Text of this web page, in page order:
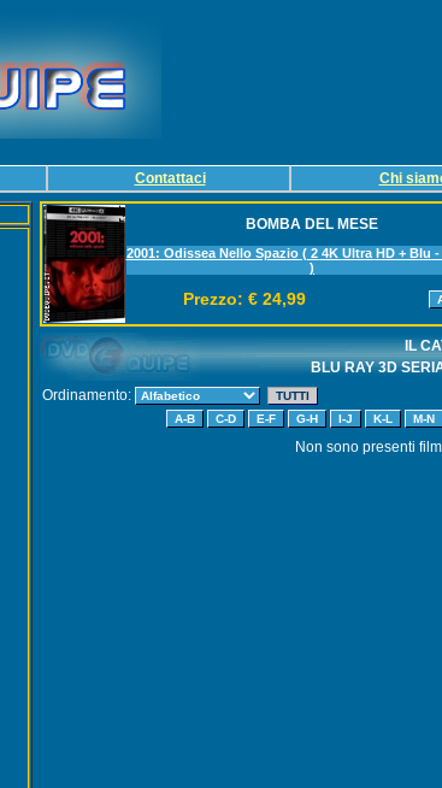
Contattaci Chi
BOMBA DEL MESE
2001: Odissea Nello Spazio ( 2 4K Ultra HD + Blu
)
Prezzo: € 24,99
IL
BLU RAY 3D
Ordinamento:
Non sono presenti